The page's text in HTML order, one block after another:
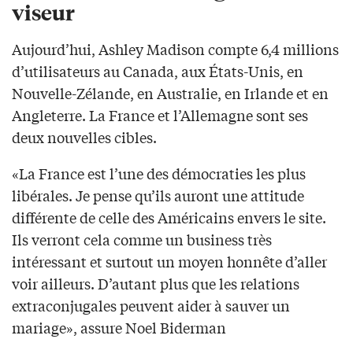
viseur
Aujourd’hui, Ashley Madison compte 6,4 millions
d’utilisateurs au Canada, aux États-Unis, en
Nouvelle-Zélande, en Australie, en Irlande et en
Angleterre. La France et l’Allemagne sont ses
deux nouvelles cibles.
«La France est l’une des démocraties les plus
libérales. Je pense qu’ils auront une attitude
différente de celle des Américains envers le site.
Ils verront cela comme un business très
intéressant et surtout un moyen honnête d’aller
voir ailleurs. D’autant plus que les relations
extraconjugales peuvent aider à sauver un
mariage», assure Noel Biderman